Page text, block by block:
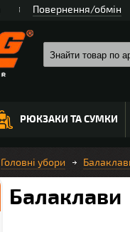
Повернення/обмін
РЮКЗАКИ ТА СУМКИ
Головні убори
Балаклави